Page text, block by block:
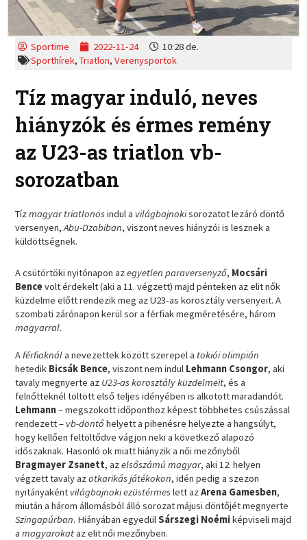
Sportime 2022-11-24
10:28 de.
Sporthírek,Triatlon,Verenysportok
Tíz magyar induló, neves
hiányzók és érmes remény
az U23-as triatlon vb-
sorozatban
Tízmagyar triatlonosindul a világbajnokisorozatot lezáró döntő
versenyen,Abu-Dzabiban, viszont neves hiányzói is lesznek a
küldöttségnek.
A csütörtöki nyitónapon azegyetlen paraversenyző, Mocsári
Bencevolt érdekelt (aki a 11. végzett) majd pénteken az elit nők
küzdelme előtt rendezik meg az U23-as korosztály versenyeit. A
szombati zárónapon kerül sor a férfiak megméretésére, három
magyarral.
Aférfiaknála nevezettek között szerepel a tokiói olimpián
hetedik Bicsák Bence, viszont nem indul Lehmann Csongor, aki
tavaly megnyerte az U23-as korosztály küzdelmeit, és a
felnőtteknél töltött első teljes idényében is alkotott maradandót.
Lehmann– megszokott időponthoz képest többhetes csúszással
rendezett – vb-döntőhelyett a pihenésre helyezte a hangsúlyt,
hogy kellően feltöltődve vágjon neki a következő alapozó
időszaknak. Hasonló ok miatt hiányzik a női mezőnyből
Bragmayer Zsanett, azelsőszámú magyar, aki 12. helyen
végzett tavaly azötkarikás játékokon, idén pedig a szezon
nyitányaként világbajnoki ezüstérmeslett azArena Gamesben,
miután a három állomásból álló sorozat májusi döntőjét megnyerte
Szingapúrban. Hiányában egyedülSárszegi Noémiképviseli majd
amagyarokataz elit női mezőnyben.